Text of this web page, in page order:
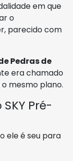
em que
o
parecido com
Pedras de
era chamado
o mesmo plano.
Pré-
ele é seu para